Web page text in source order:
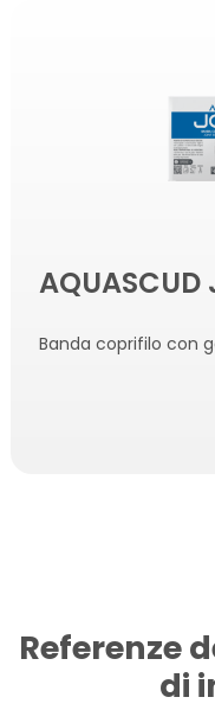
AQUASCUD
Banda coprifilo con
Referenze
di